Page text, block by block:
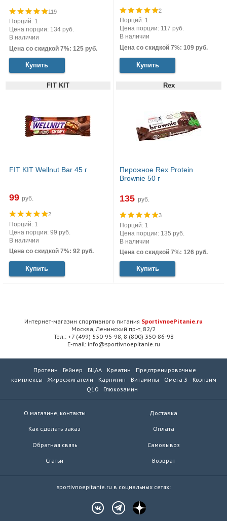
119
Порций: 1
Цена порции: 134 руб.
В наличии
Цена со скидкой 7%: 125 руб.
Купить
2
Порций: 1
Цена порции: 117 руб.
В наличии
Цена со скидкой 7%: 109 руб.
Купить
FIT KIT
FIT KIT Wellnut Bar 45 г
99 руб.
2
Порций: 1
Цена порции: 99 руб.
В наличии
Цена со скидкой 7%: 92 руб.
Купить
Rex
Пирожное Rex Protein
Brownie 50 г
135 руб.
3
Порций: 1
Цена порции: 135 руб.
В наличии
Цена со скидкой 7%: 126 руб.
Купить
Интернет-магазин спортивного питания SportivnoePitanie.ru
Москва, Ленинский пр-т, 82/2
Тел.: +7 (499) 550-95-98, 8 (800) 350-86-98
E-mail: info@sportivnoepitanie.ru
Протеин Гейнер БЦАА Креатин
Предтренировочные
комплексы
Жиросжигатели Карнитин Витамины Омега 3
Коэнзим
Q10
Глюкозамин
О магазине, контакты
Как сделать заказ
Обратная связь
Статьи
Доставка
Оплата
Самовывоз
Возврат
sportivnoepitanie.ru в социальных сетях: